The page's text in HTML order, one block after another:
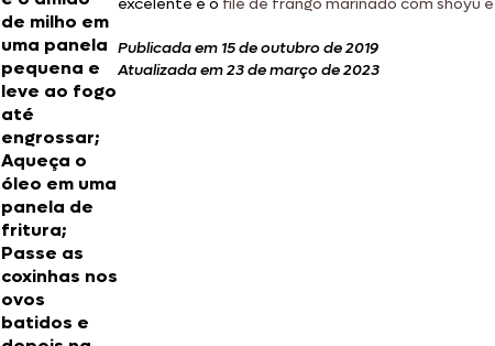
de milho em
uma panela
pequena e
leve ao fogo
até
engrossar;
Aqueça o
óleo em uma
panela de
fritura;
Passe as
coxinhas nos
ovos
batidos e
Publicada em 15 de outubro de 2019
Atualizada em 23 de março de 2023